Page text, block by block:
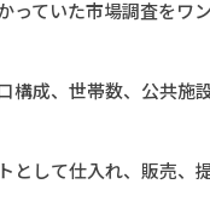
っていた市場調査をワ
構成、世帯数、公共施
として仕入れ、販売、